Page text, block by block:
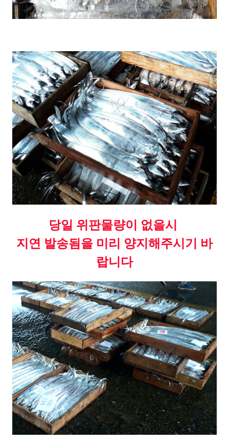
당일 위판물량이 없을시
지연 발송됨을 미리 양지해주시기 바
랍니다